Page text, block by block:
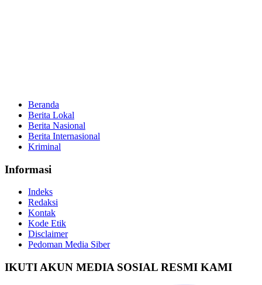
Beranda
Berita Lokal
Berita Nasional
Berita Internasional
Kriminal
Informasi
Indeks
Redaksi
Kontak
Kode Etik
Disclaimer
Pedoman Media Siber
IKUTI AKUN MEDIA SOSIAL RESMI KAMI